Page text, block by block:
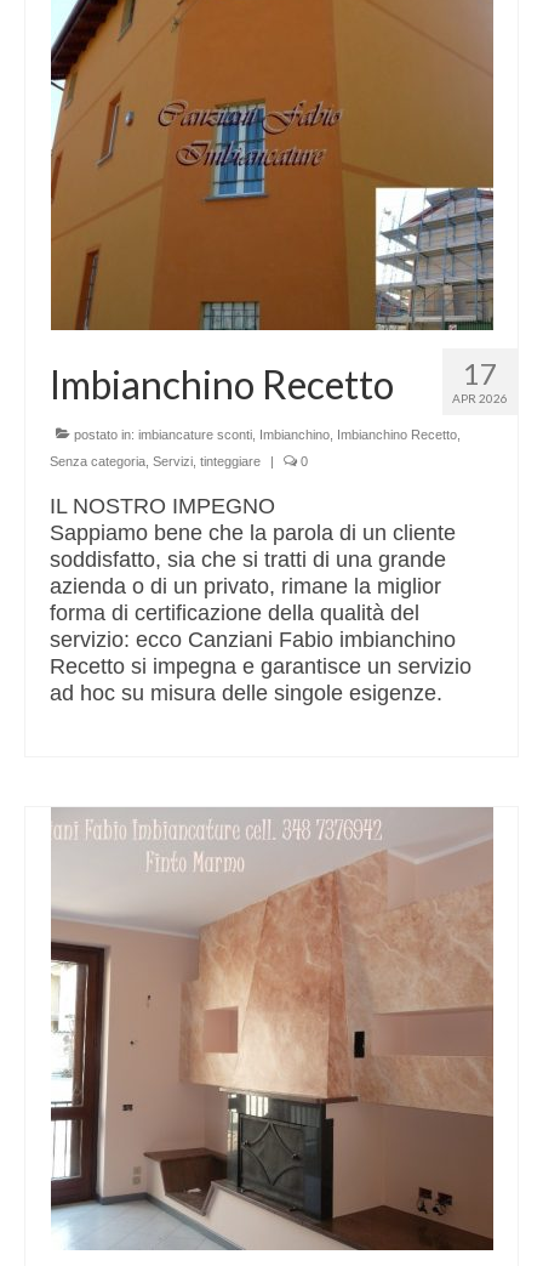
17
APR 2026
Imbianchino Recetto
postato in: imbiancature sconti, Imbianchino, Imbianchino Recetto,
Senza categoria, Servizi, tinteggiare 0
IL NOSTRO IMPEGNO
Sappiamo bene che la parola di un cliente
soddisfatto, sia che si tratti di una grande
azienda o di un privato, rimane la miglior
forma di certificazione della qualità del
servizio: ecco Canziani Fabio imbianchino
Recetto si impegna e garantisce un servizio
ad hoc su misura delle singole esigenze.